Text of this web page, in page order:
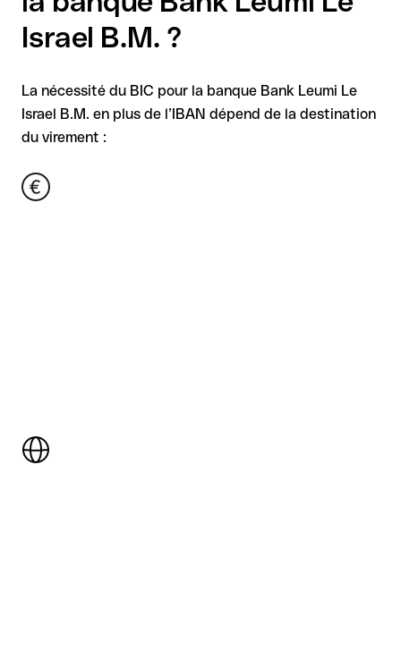
Israel B.M. ?
La nécessité du BIC pour la banque Bank Leumi Le
Israel B.M. en plus de l’IBAN dépend de la destination
du virement :